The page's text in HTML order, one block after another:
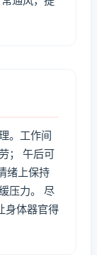
。工作间
； 午后可
绪上保持
压力。 尽
身体器官得